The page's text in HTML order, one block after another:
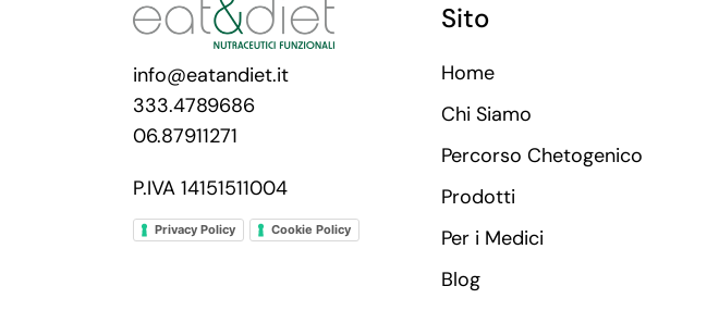
info@eatandiet.it
333.4789686
06.87911271
P.IVA 14151511004
Privacy Policy Cookie Policy
Sito
Home
Chi Siamo
Percorso Chetogenico
Prodotti
Per i Medici
Blog